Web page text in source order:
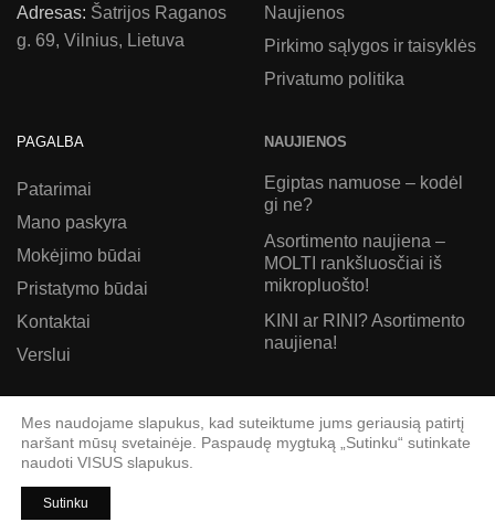
Adresas: Šatrijos Raganos
g. 69, Vilnius, Lietuva
Naujienos
Pirkimo sąlygos ir taisyklės
Privatumo politika
PAGALBA
Patarimai
Mano paskyra
Mokėjimo būdai
Pristatymo būdai
Kontaktai
Verslui
NAUJIENOS
Egiptas namuose – kodėl
gi ne?
Asortimento naujiena –
MOLTI rankšluosčiai iš
mikropluošto!
KINI ar RINI? Asortimento
naujiena!
© Softy 2026
Mes naudojame slapukus, kad suteiktume jums geriausią patirtį
naršant mūsų svetainėje. Paspaudę mygtuką „Sutinku“ sutinkate
naudoti VISUS slapukus.
Sutinku